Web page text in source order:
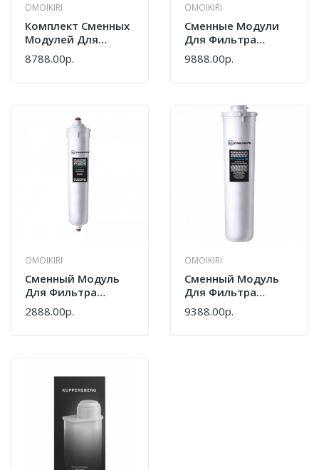
OMOIKIRI
Комплект Сменных
Модулей Для
Водоочистителей
Omoikiri Pure Drop
8788.00р.
OMOIKIRI
Сменные Модули
Для Фильтра
Omoikiri Pure Drop
1.0 4998003
9888.00р.
OMOIKIRI
Сменный Модуль
Для Фильтра
Omoikiri M-Complex
4 4998015
2888.00р.
OMOIKIRI
Сменный Модуль
Для Фильтра
Omoikiri M-Complex
5S 4999037
9388.00р.